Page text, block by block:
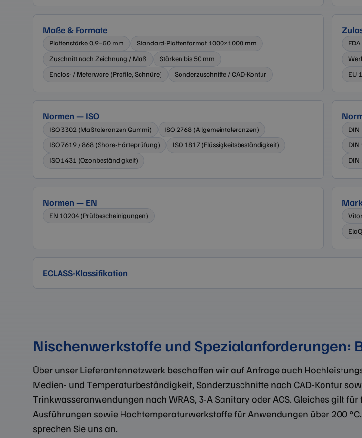
Maße & Formate
Plattenstärke 0,9–50 mm
Standard-Plattenformat 1000×1000 mm
Zuschnitt nach Zeichnung / Maß
Stärken bis 50 mm
Endlos- / Meterware (Profile, Schnüre)
Sonderzuschnitte / CAD-Kontur
EU
Normen — ISO
ISO 3302 (Maßtoleranzen Gummi)
ISO 2768 (Allgemeintoleranzen)
ISO 7619 / 868 (Shore-Härteprüfung)
ISO 1817 (Flüssigkeitsbeständigkeit)
ISO 1431 (Ozonbeständigkeit)
DIN
DIN
DIN
Normen — EN
EN 10204 (Prüfbescheinigungen)
ECLASS-Klassifikation
Nischenwerkstoffe und Spezialanforderungen:
Über unser Lieferantennetzwerk beschaffen wir auf Anfrage auch
Medien- und Temperaturbeständigkeit, Sonderzuschnitte nach CAD-Kontur
Trinkwasseranwendungen nach WRAS, 3-A Sanitary oder ACS. Gleiches gilt
Ausführungen sowie Hochtemperaturwerkstoffe für Anwendungen über 200
sprechen Sie uns an.
Domäne
_cfuvid .zilken.com Sitzung
Dieses Cookie wird verwendet,
die Benutzererfahrung zu